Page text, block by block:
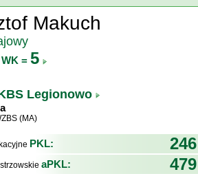
Makuch
WK = 5
Legionowo
(MA)
PKL: 246
aPKL: 479